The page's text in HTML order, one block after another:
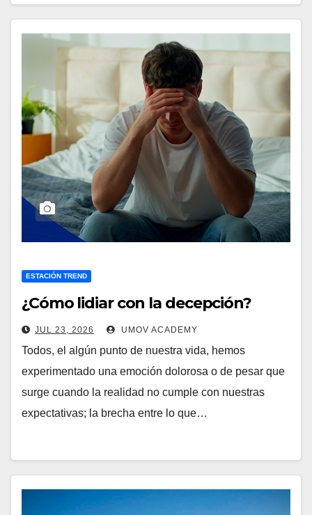
ESTACIÓN TREND
¿Cómo lidiar con la decepción?
JUL 23, 2026 UMOV ACADEMY
Todos, el algún punto de nuestra vida, hemos
experimentado una emoción dolorosa o de pesar que
surge cuando la realidad no cumple con nuestras
expectativas; la brecha entre lo que…